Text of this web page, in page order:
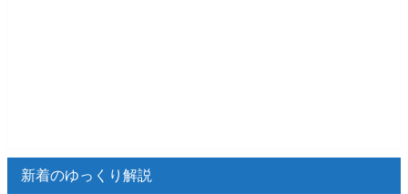
新着のゆっくり解説